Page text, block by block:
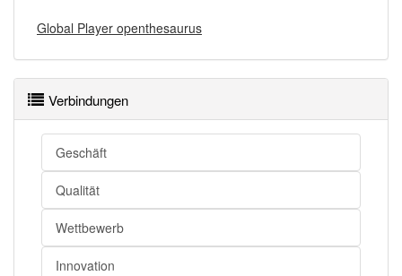
Global Player openthesaurus
Verbindungen
Geschäft
Qualität
Wettbewerb
Innovation